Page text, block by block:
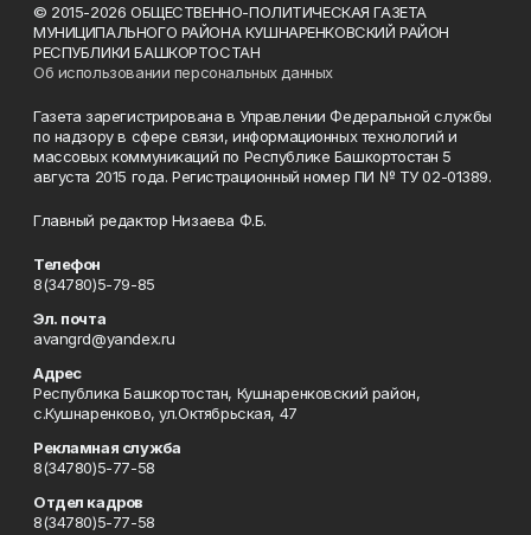
© 2015-2026 ОБЩЕСТВЕННО-ПОЛИТИЧЕСКАЯ ГАЗЕТА
МУНИЦИПАЛЬНОГО РАЙОНА КУШНАРЕНКОВСКИЙ РАЙОН
РЕСПУБЛИКИ БАШКОРТОСТАН
Об использовании персональных данных
Газета зарегистрирована в Управлении Федеральной службы
по надзору в сфере связи, информационных технологий и
массовых коммуникаций по Республике Башкортостан 5
августа 2015 года. Регистрационный номер ПИ № ТУ 02-01389.
Главный редактор Низаева Ф.Б.
Телефон
8(34780)5-79-85
Эл. почта
avangrd@yandex.ru
Адрес
Республика Башкортостан, Кушнаренковский район,
с.Кушнаренково, ул.Октябрьская, 47
Рекламная служба
8(34780)5-77-58
Отдел кадров
8(34780)5-77-58